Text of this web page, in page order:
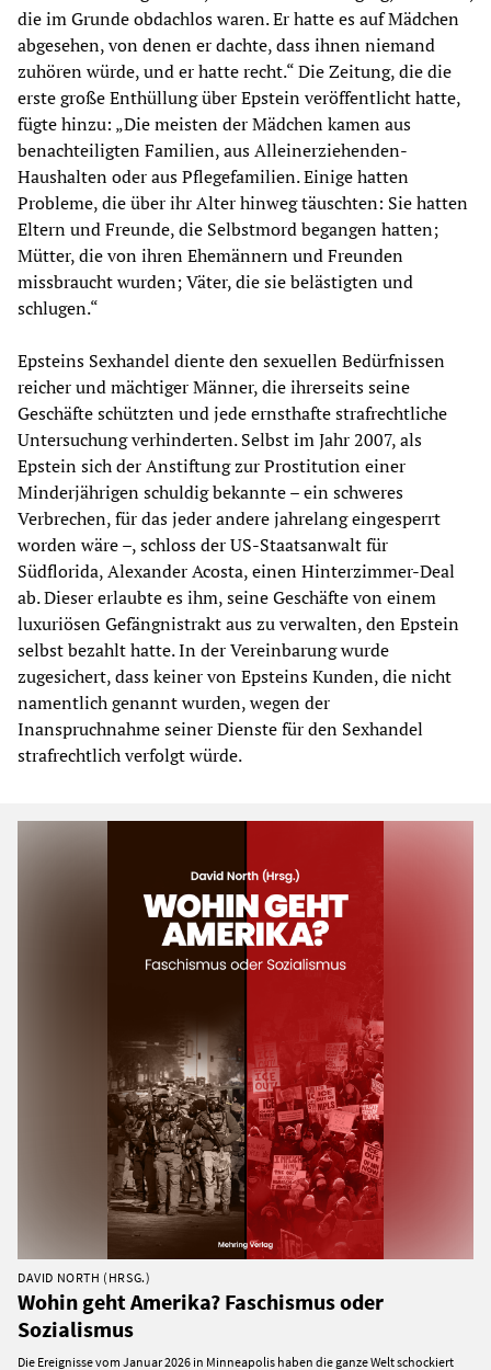
die im Grunde obdachlos waren. Er hatte es auf Mädchen
abgesehen, von denen er dachte, dass ihnen niemand
zuhören würde, und er hatte recht.“ Die Zeitung, die die
erste große Enthüllung über Epstein veröffentlicht hatte,
fügte hinzu: „Die meisten der Mädchen kamen aus
benachteiligten Familien, aus Alleinerziehenden-
Haushalten oder aus Pflegefamilien. Einige hatten
Probleme, die über ihr Alter hinweg täuschten: Sie hatten
Eltern und Freunde, die Selbstmord begangen hatten;
Mütter, die von ihren Ehemännern und Freunden
missbraucht wurden; Väter, die sie belästigten und
schlugen.“
Epsteins Sexhandel diente den sexuellen Bedürfnissen
reicher und mächtiger Männer, die ihrerseits seine
Geschäfte schützten und jede ernsthafte strafrechtliche
Untersuchung verhinderten. Selbst im Jahr 2007, als
Epstein sich der Anstiftung zur Prostitution einer
Minderjährigen schuldig bekannte – ein schweres
Verbrechen, für das jeder andere jahrelang eingesperrt
worden wäre –, schloss der US-Staatsanwalt für
Südflorida, Alexander Acosta, einen Hinterzimmer-Deal
ab. Dieser erlaubte es ihm, seine Geschäfte von einem
luxuriösen Gefängnistrakt aus zu verwalten, den Epstein
selbst bezahlt hatte. In der Vereinbarung wurde
zugesichert, dass keiner von Epsteins Kunden, die nicht
namentlich genannt wurden, wegen der
Inanspruchnahme seiner Dienste für den Sexhandel
strafrechtlich verfolgt würde.
DAVID NORTH (HRSG.)
Wohin geht Amerika? Faschismus oder
Sozialismus
Die Ereignisse vom Januar 2026 in Minneapolis haben die ganze Welt schockiert